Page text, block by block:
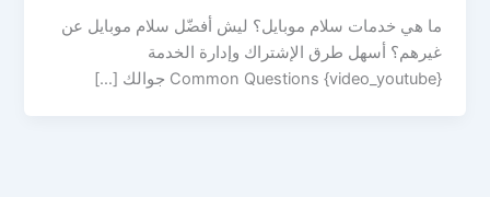
ما هي خدمات سلام موبايل؟ ليش أفضّل سلام موبايل عن
غيرهم؟ أسهل طرق الإشتراك وإدارة الخدمة
{video_youtube} Common Questions جوالك […]